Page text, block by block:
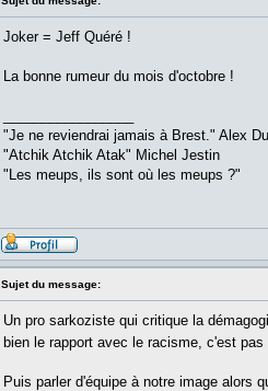
Joker = Jeff Quéré !
La bonne rumeur du mois d'octobre !
"Je ne reviendrai jamais à Brest." Alex
"Atchik Atchik Atak" Michel Jestin
"Les meups, ils sont où les meups ?"
Sujet du message:
Un pro sarkoziste qui critique la
bien le rapport avec le racisme, c'est
Puis parler d'équipe à notre image alors